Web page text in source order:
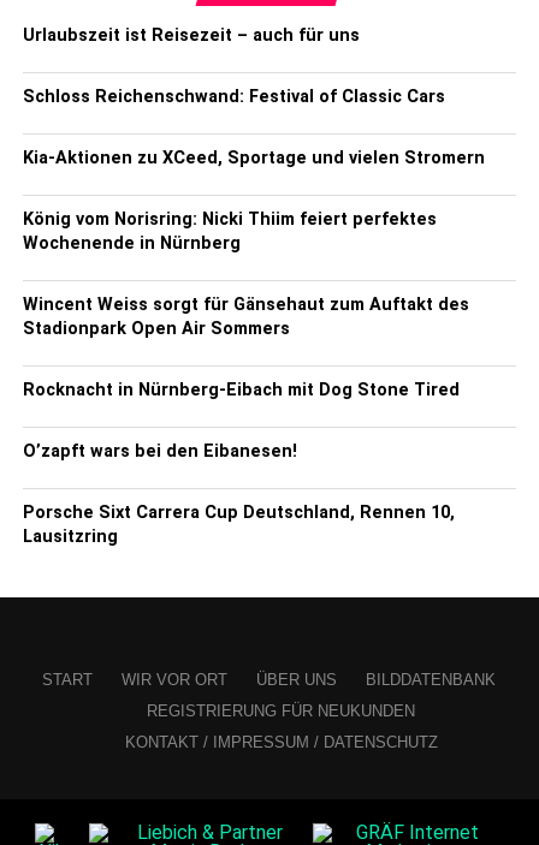
Urlaubszeit ist Reisezeit – auch für uns
Schloss Reichenschwand: Festival of Classic Cars
Kia-Aktionen zu XCeed, Sportage und vielen Stromern
König vom Norisring: Nicki Thiim feiert perfektes
Wochenende in Nürnberg
Wincent Weiss sorgt für Gänsehaut zum Auftakt des
Stadionpark Open Air Sommers
Rocknacht in Nürnberg-Eibach mit Dog Stone Tired
O’zapft wars bei den Eibanesen!
Porsche Sixt Carrera Cup Deutschland, Rennen 10,
Lausitzring
START WIR VOR ORT ÜBER UNS
BILDDATENBANK
REGISTRIERUNG FÜR NEUKUNDEN
KONTAKT / IMPRESSUM / DATENSCHUTZ